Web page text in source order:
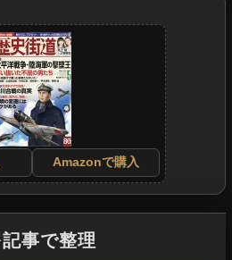
Amazonで購入
事で整理